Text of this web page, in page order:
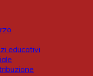
educativi